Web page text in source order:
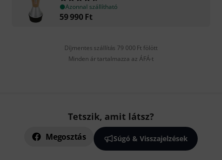
Azonnal szállítható
59 990 Ft
Díjmentes szállítás 79 000 Ft fölött
Minden ár tartalmazza az ÁFÁ-t
Tetszik, amit látsz?
Megosztás Súgó & Visszajelzések